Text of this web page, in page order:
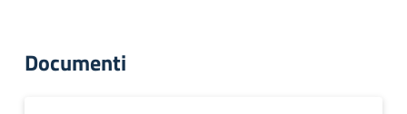
Documenti